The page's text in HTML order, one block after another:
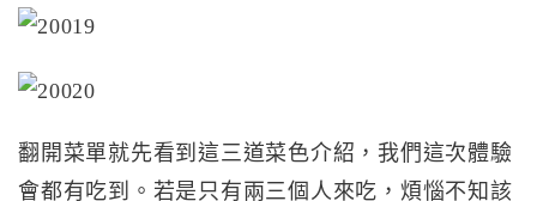
翻開菜單就先看到這三道菜色介紹，我們這次體驗
會都有吃到。若是只有兩三個人來吃，煩惱不知該